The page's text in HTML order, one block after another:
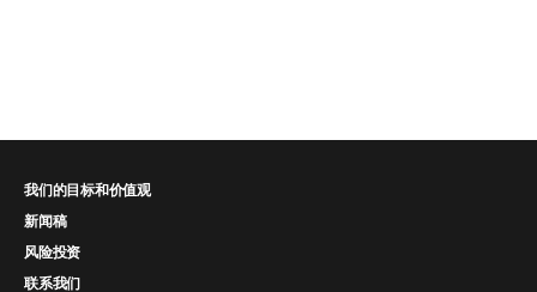
我们的目标和价值观
新闻稿
风险投资
联系我们